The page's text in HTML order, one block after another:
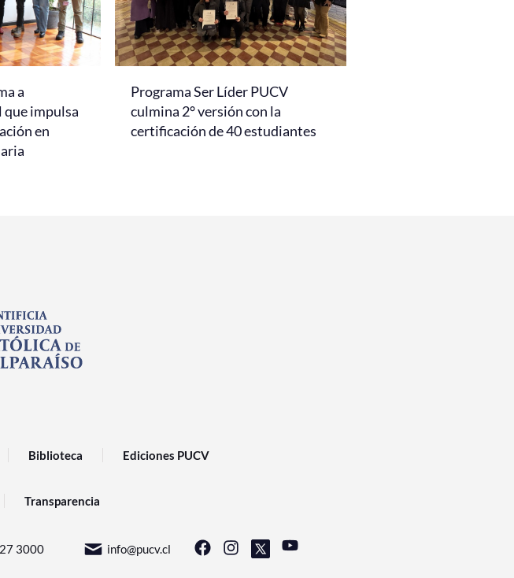
a
impulsa
en
Programa Ser Líder PUCV
culmina 2° versión con la
certificación de 40 estudiantes
Biblioteca Ediciones PUCV
Transparencia
3000 info@pucv.cl